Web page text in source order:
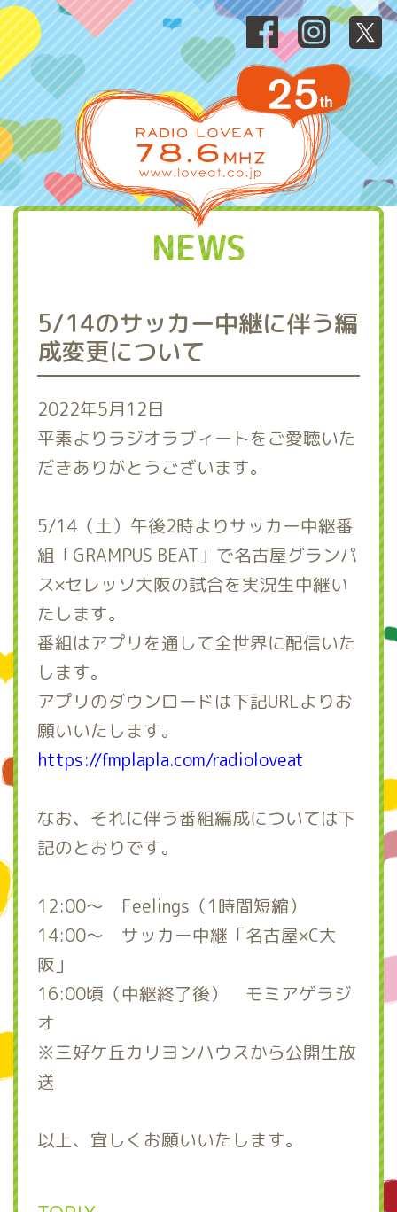
NEWS
5/14のサッカー中継に伴う編
成変更について
2022年5月12日
平素よりラジオラブィートをご愛聴いた
だきありがとうございます。
5/14（土）午後2時よりサッカー中継番
組「GRAMPUS BEAT」で名古屋グランパ
ス×セレッソ大阪の試合を実況生中継い
たします。
番組はアプリを通して全世界に配信いた
します。
アプリのダウンロードは下記URLよりお
願いいたします。
https://fmplapla.com/radioloveat
なお、それに伴う番組編成については下
記のとおりです。
12:00～ Feelings（1時間短縮）
14:00～ サッカー中継「名古屋×C大
阪」
16:00頃（中継終了後） モミアゲラジ
オ
※三好ケ丘カリヨンハウスから公開生放
送
以上、宜しくお願いいたします。